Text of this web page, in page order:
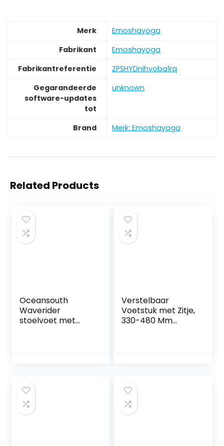
Merk
‎Emoshayoga
Fabrikant
‎Emoshayoga
Fabrikantreferentie
‎ZPSHYDnihvoba1rq
Gegarandeerde
software-updates
tot
‎unknown
Brand Merk: Emoshayoga
Related Products
Oceansouth
Waverider
stoelvoet met
Verstelbaar
Voetstuk met Zitje,
330-480 Mm
Boten